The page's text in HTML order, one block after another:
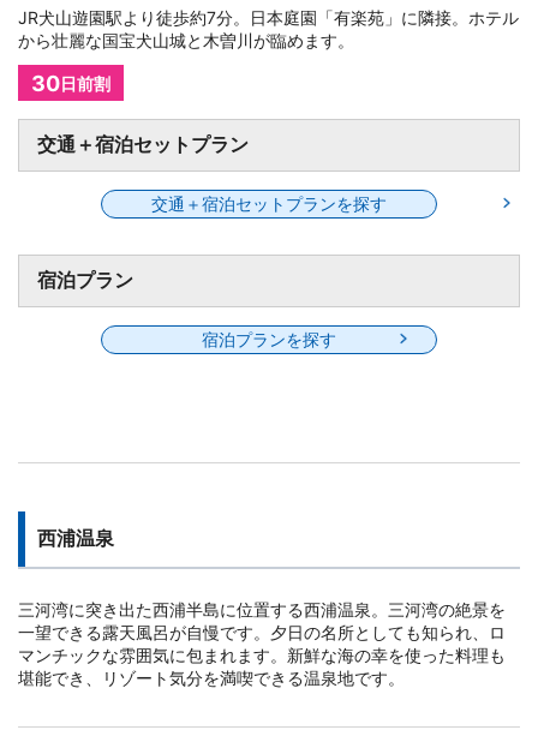
JR犬山遊園駅より徒歩約7分。日本庭園「有楽苑」に隣接。ホテル
から壮麗な国宝犬山城と木曽川が臨めます。
30日前割
交通＋宿泊セットプラン
交通＋宿泊セットプランを探す
宿泊プラン
宿泊プランを探す
西浦温泉
三河湾に突き出た西浦半島に位置する西浦温泉。三河湾の絶景を
一望できる露天風呂が自慢です。夕日の名所としても知られ、ロ
マンチックな雰囲気に包まれます。新鮮な海の幸を使った料理も
堪能でき、リゾート気分を満喫できる温泉地です。